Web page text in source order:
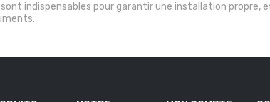
indispensables pour garantir une installation propre,